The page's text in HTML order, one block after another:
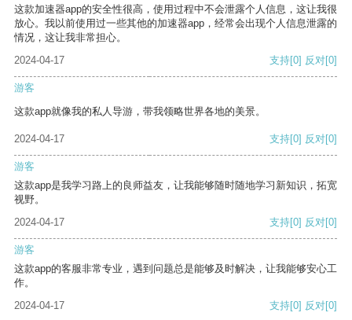
这款加速器app的安全性很高，使用过程中不会泄露个人信息，这让我很
放心。我以前使用过一些其他的加速器app，经常会出现个人信息泄露的
情况，这让我非常担心。
2024-04-17
支持[0] 反对[0]
游客
这款app就像我的私人导游，带我领略世界各地的美景。
2024-04-17 支持[0] 反对[0]
游客
这款app是我学习路上的良师益友，让我能够随时随地学习新知识，拓宽
视野。
2024-04-17
支持[0] 反对[0]
游客
这款app的客服非常专业，遇到问题总是能够及时解决，让我能够安心工
作。
2024-04-17
支持[0] 反对[0]